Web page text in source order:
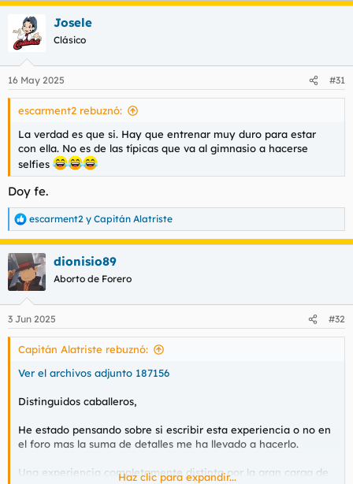
a
c
i
e
s
Josele
Clásico
16 May 2025 #31
escarment2 rebuznó:
La verdad es que si. Hay que entrenar muy duro para estar
con ella. No es de las típicas que va al gimnasio a hacerse
selfies
Doy fe.
R
e
a
c
c
i
e
s
escarment2 y Capitán Alatriste
dionisio89
Aborto de Forero
3 Jun 2025 #32
Capitán Alatriste rebuznó:
Ver el archivos adjunto 187156
Distinguidos caballeros,
He estado pensando sobre si escribir esta experiencia o no en
el foro mas la suma de detalles me ha llevado a hacerlo.
Una experiencia completamente distinta por la gran carga de
Haz clic para expandir...